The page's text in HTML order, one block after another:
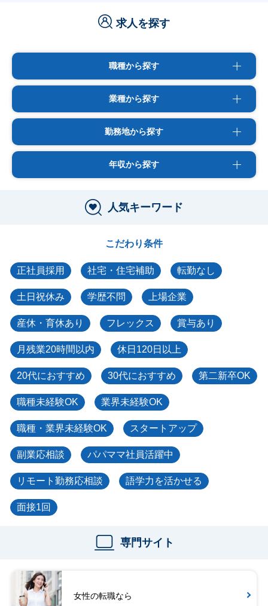
求人を探す
職種から探す
業種から探す
勤務地から探す
年収から探す
人気キーワード
こだわり条件
正社員採用 社宅・住宅補助 転勤なし
土日祝休み 学歴不問 上場企業
産休・育休あり フレックス 賞与あり
月残業20時間以内 休日120日以上
20代におすすめ 30代におすすめ 第二新卒OK
職種未経験OK 業界未経験OK
職種・業界未経験OK スタートアップ
副業応相談 パパママ社員活躍中
リモート勤務応相談 語学力を活かせる
面接1回
専門サイト
女性の転職なら